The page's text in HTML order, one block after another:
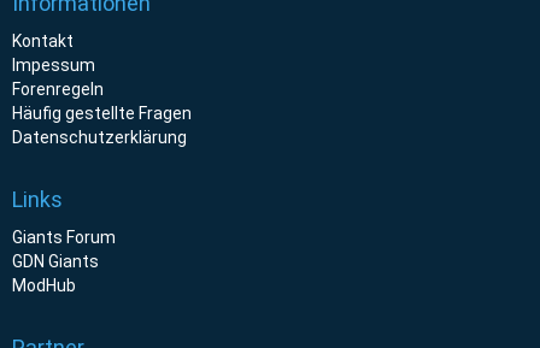
Kontakt
Impessum
Forenregeln
Häufig gestellte Fragen
Datenschutzerklärung
Links
Giants Forum
GDN Giants
ModHub